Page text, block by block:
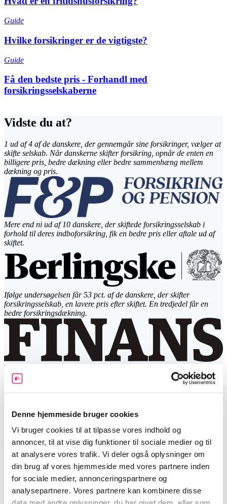
Denne hjemmeside bruger cookies
Vi bruger cookies til at tilpasse vores indhold og
annoncer, til at vise dig funktioner til sociale medier og til
at analysere vores trafik. Vi deler også oplysninger om
din brug af vores hjemmeside med vores partnere inden
for sociale medier, annonceringspartnere og
analysepartnere. Vores partnere kan kombinere disse
Guide
Hvilke forsikringer er de vigtigste?
Guide
Få den bedste pris - Forhandl med
forsikringsselskaberne
Vidste du at?
1 ud af 4 af de danskere, der gennemgår sine forsikringer, vælger at
skifte selskab. Når danskerne skifter forsikring, opnår de enten en
billigere pris, bedre dækning eller bedre sammenhæng mellem
dækning og pris.
Mere end ni ud af 10 danskere, der skiftede forsikringsselskab i
forhold til deres indboforsikring, fik en bedre pris eller aftale ud af
skiftet.
Ifølge undersøgelsen får 53 pct. af de danskere, der skifter
forsikringsselskab, en lavere pris efter skiftet. En tredjedel får en
bedre forsikringsdækning.
Bliv klog på
Sommerhusforsikring | Dækker skader på
Beskyttelsen af dit sommerhus er af afgørende betydning for at
sikre dig mod uforudsete skader og bekymringer. En
sommerhusforsikring er din nøgle til tryghed og beskyttelse, der
giver dig mulighed for at nyde din tid i sommerhuset uden
bekymringer.
I denne artikel gennemgår vi, hvad en sommerhusforsikring dækker,
hvilke tillægsdækninger der er tilgængelige, hvad den koster, og
hvorfor det er så vigtigt at have en sommerhusforsikring.